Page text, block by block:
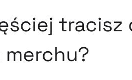
tracisz
merchu?